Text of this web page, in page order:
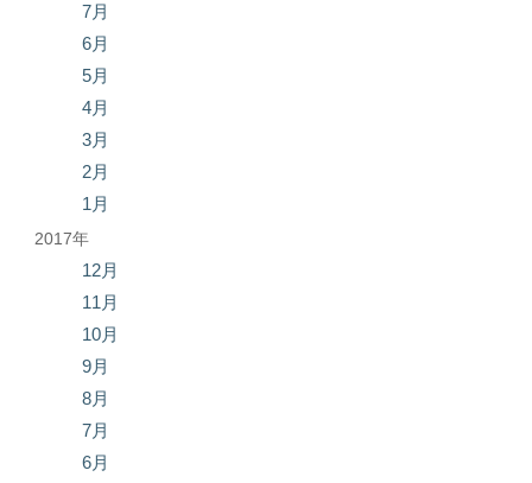
7月
6月
5月
4月
3月
2月
1月
2017年
12月
11月
10月
9月
8月
7月
6月